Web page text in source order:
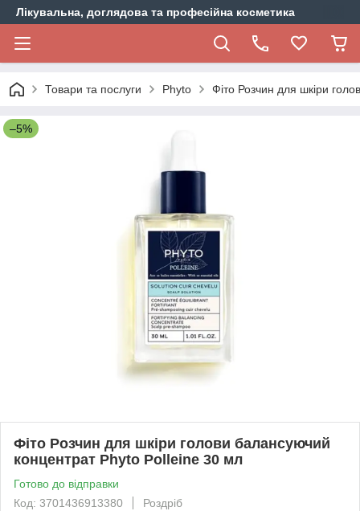
Лікувальна, доглядова та професійна косметика
Товари та послуги Phyto Фіто Розчин для шкіри
–5%
Фіто Розчин для шкіри голови балансуючий
концентрат Phyto Polleine 30 мл
Готово до відправки
Код: 3701436913380
Роздріб